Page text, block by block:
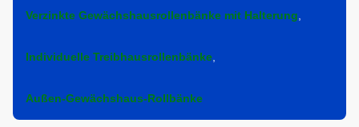
Verzinkte Gewächshausrollenbänke mit Halterung
Individuelle Treibhausrollenbänke
Außen-Gewächshaus-Rollbänke